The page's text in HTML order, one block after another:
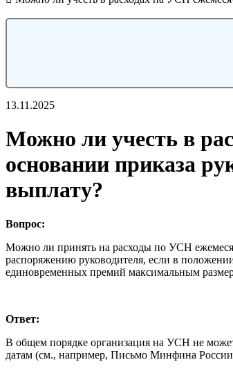
13.11.2025
Можно ли учесть в
основании приказа
выплату?
Вопрос:
Можно ли принять на расходы по УСН
распоряжению руководителя, если в
единовременных премий максимальным
Ответ:
В общем порядке организация на УСН не
датам (см., например, Письмо Минфина